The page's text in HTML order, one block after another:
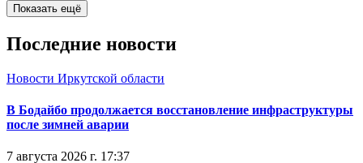
Показать ещё
Последние новости
Новости Иркутской области
В Бодайбо продолжается восстановление инфраструктуры
после зимней аварии
7 августа 2026 г. 17:37